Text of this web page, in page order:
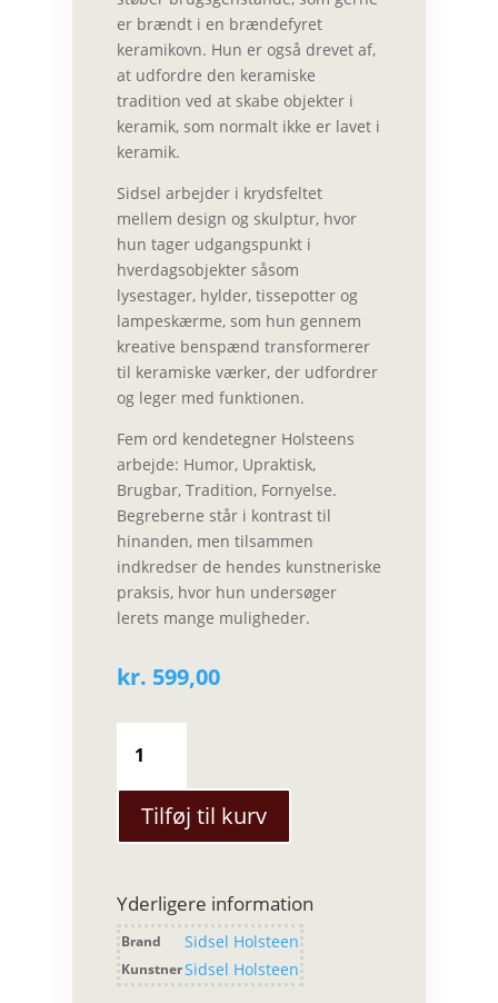
er brændt i en brændefyret
keramikovn. Hun er også drevet af,
at udfordre den keramiske
tradition ved at skabe objekter i
keramik, som normalt ikke er lavet i
keramik.
Sidsel arbejder i krydsfeltet
mellem design og skulptur, hvor
hun tager udgangspunkt i
hverdagsobjekter såsom
lysestager, hylder, tissepotter og
lampeskærme, som hun gennem
kreative benspænd transformerer
til keramiske værker, der udfordrer
og leger med funktionen.
Fem ord kendetegner Holsteens
arbejde: Humor, Upraktisk,
Brugbar, Tradition, Fornyelse.
Begreberne står i kontrast til
hinanden, men tilsammen
indkredser de hendes kunstneriske
praksis, hvor hun undersøger
lerets mange muligheder.
kr. 599,00
Holsteen
-
Lysestage
22
Tilføj til kurv
Yderligere information
Brand Sidsel Holsteen
KunstnerSidsel Holsteen